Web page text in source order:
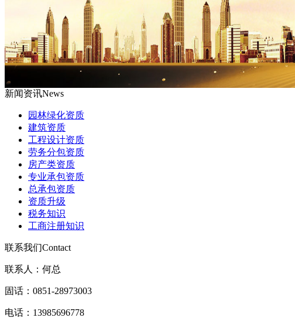
新闻资讯News
园林绿化资质
建筑资质
工程设计资质
劳务分包资质
房产类资质
专业承包资质
总承包资质
资质升级
税务知识
工商注册知识
联系我们Contact
联系人：何总
固话：0851-28973003
电话：13985696778